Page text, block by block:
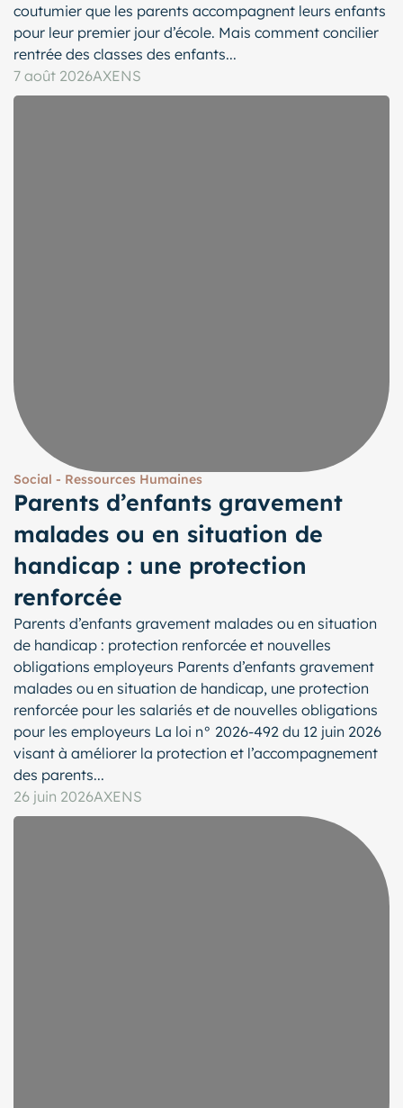
coutumier que les parents accompagnent leurs enfants
pour leur premier jour d’école. Mais comment concilier
rentrée des classes des enfants...
7 août 2026AXENS
Social - Ressources Humaines
Parents d’enfants gravement
malades ou en situation de
handicap : une protection
renforcée
Parents d’enfants gravement malades ou en situation
de handicap : protection renforcée et nouvelles
obligations employeurs Parents d’enfants gravement
malades ou en situation de handicap, une protection
renforcée pour les salariés et de nouvelles obligations
pour les employeurs La loi n° 2026-492 du 12 juin 2026
visant à améliorer la protection et l’accompagnement
des parents...
26 juin 2026AXENS